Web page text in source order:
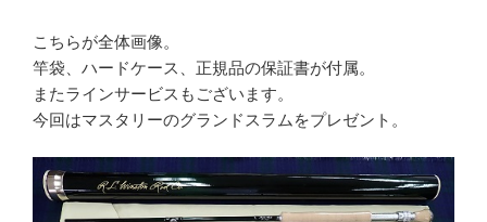
こちらが全体画像。
竿袋、ハードケース、正規品の保証書が付属。
またラインサービスもございます。
今回はマスタリーのグランドスラムをプレゼント。